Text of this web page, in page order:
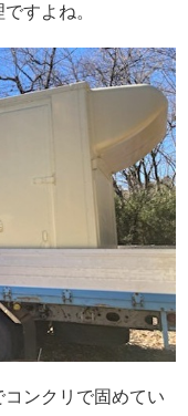
すよね。
ンクリで固めてい